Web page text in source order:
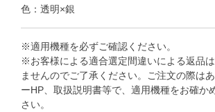
色：透明×銀
※適用機種を必ずご確認ください。
※お客様による適合選定間違いによる返品
ませんのでご了承ください。ご注文の際は
ーHP、取扱説明書等で、適用機種をお確か
さい。